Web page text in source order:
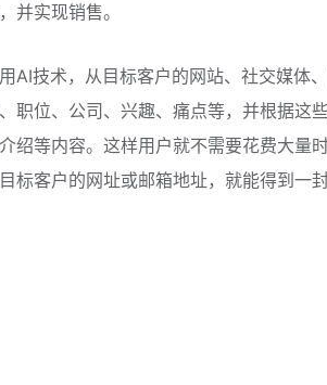
并实现销售。
AI技术，从目标客户的网站、社交媒体
职位、公司、兴趣、痛点等，并根据这
绍等内容。这样用户就不需要花费大量
标客户的网址或邮箱地址，就能得到一